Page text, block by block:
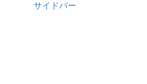
サイドバー